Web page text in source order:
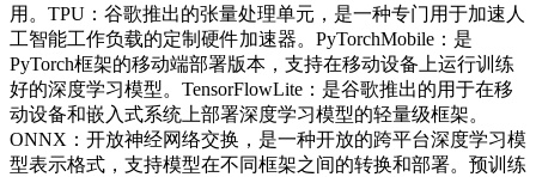
用。TPU：谷歌推出的张量处理单元，是一种专门用于加速人
工智能工作负载的定制硬件加速器。PyTorchMobile：是
PyTorch框架的移动端部署版本，支持在移动设备上运行训练
好的深度学习模型。TensorFlowLite：是谷歌推出的用于在移
动设备和嵌入式系统上部署深度学习模型的轻量级框架。
ONNX：开放神经网络交换，是一种开放的跨平台深度学习模
型表示格式，支持模型在不同框架之间的转换和部署。预训练